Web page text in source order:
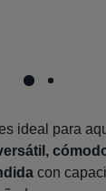
ideal para
con